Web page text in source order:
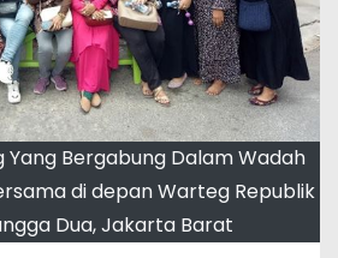
Bergabung Dalam Wadah
di depan Warteg Republik
Dua, Jakarta Barat